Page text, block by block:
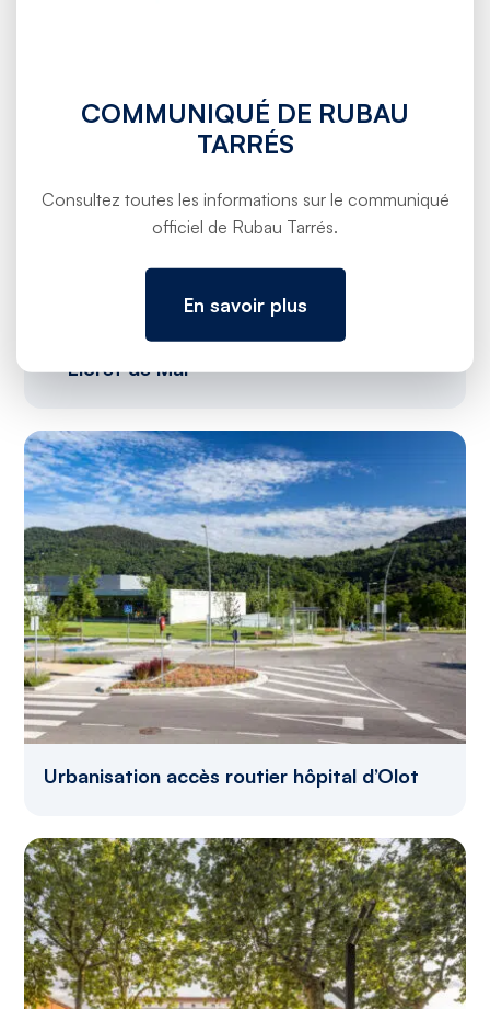
Secteur d’Urbanisation PPU3 Sant Quirze
– Lloret de Mar
Urbanisation accès routier hôpital d’Olot
COMMUNIQUÉ DE RUBAU
TARRÉS
Consultez toutes les informations sur le communiqué
officiel de Rubau Tarrés.
En savoir plus